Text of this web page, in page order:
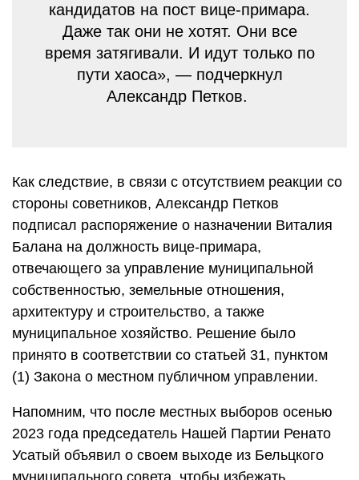
кандидатов на пост вице-примара.
Даже так они не хотят. Они все
время затягивали. И идут только по
пути хаоса», — подчеркнул
Александр Петков.
Как следствие, в связи с отсутствием реакции со
стороны советников, Александр Петков
подписал распоряжение о назначении Виталия
Балана на должность вице-примара,
отвечающего за управление муниципальной
собственностью, земельные отношения,
архитектуру и строительство, а также
муниципальное хозяйство. Решение было
принято в соответствии со статьей 31, пунктом
(1) Закона о местном публичном управлении.
Напомним, что после местных выборов осенью
2023 года председатель Нашей Партии Ренато
Усатый объявил о своем выходе из Бельцкого
муниципального совета, чтобы избежать